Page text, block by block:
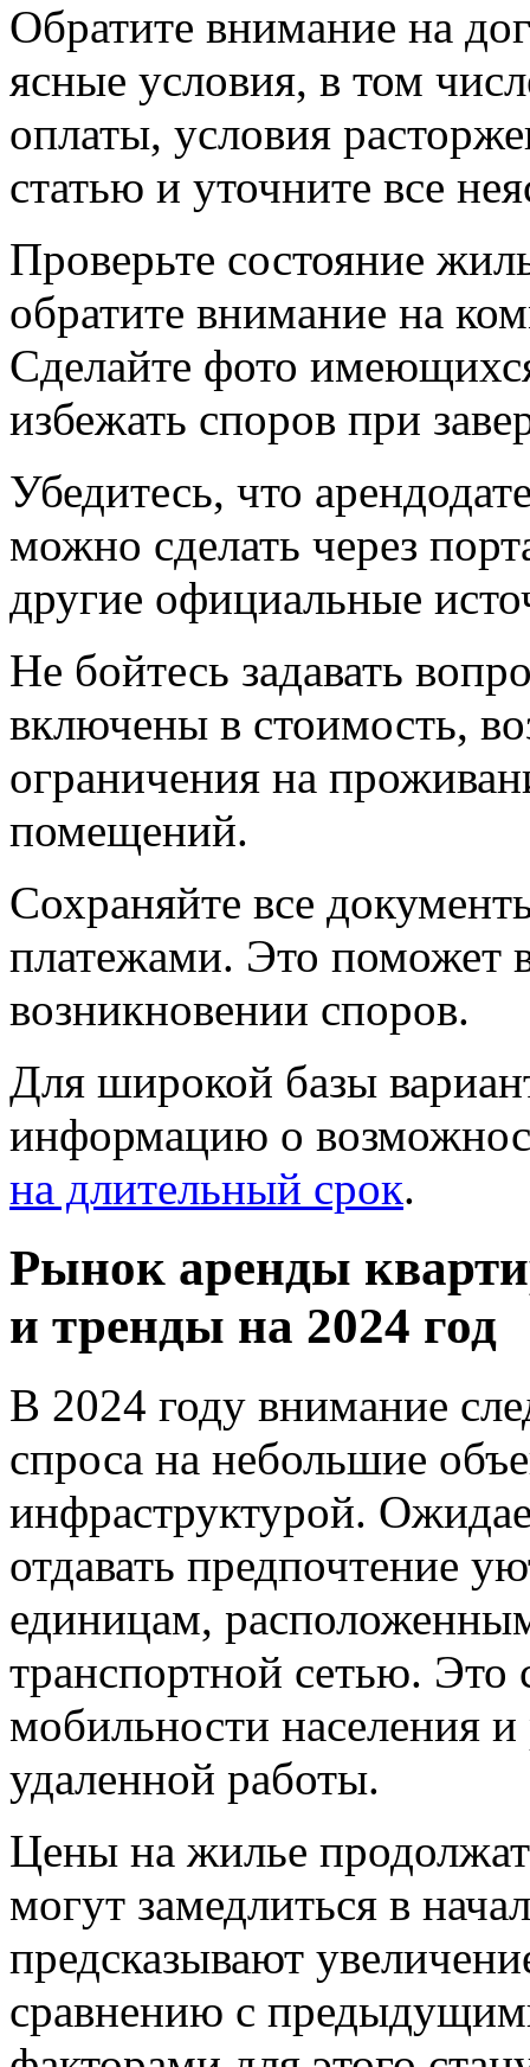
Обратите внимание на
ясные условия, в том
оплаты, условия
статью и уточните все
Проверьте состояние
обратите внимание на
Сделайте фото
избежать споров при
Убедитесь, что
можно сделать через
другие официальные
Не бойтесь задавать
включены в стоимость,
ограничения на
помещений.
Сохраняйте все
платежами. Это поможет
возникновении споров.
Для широкой базы
информацию о
на длительный срок.
Рынок аренды
и тренды на 2024 год
В 2024 году внимание
спроса на небольшие
инфраструктурой.
отдавать предпочтение
единицам,
транспортной сетью.
мобильности населения
удаленной работы.
Цены на жилье
могут замедлиться в
предсказывают
сравнению с